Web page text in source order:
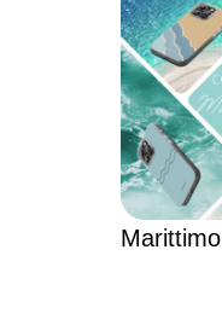
Marittimo